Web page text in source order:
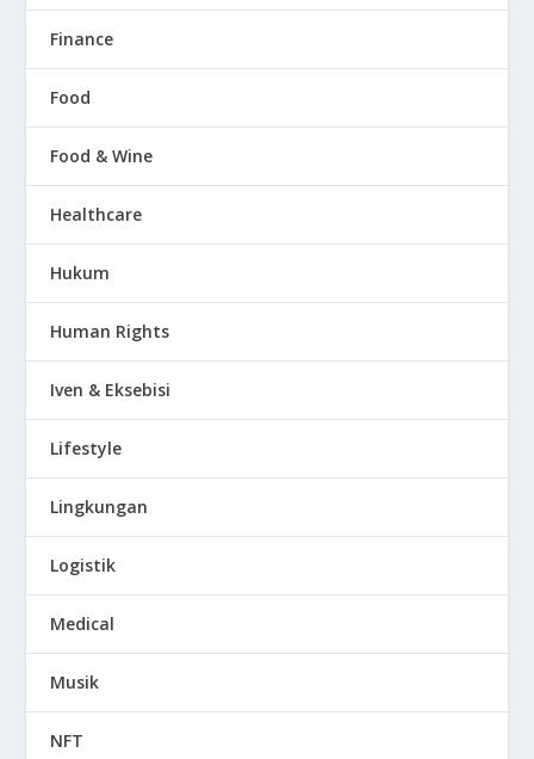
Finance
Food
Food & Wine
Healthcare
Hukum
Human Rights
Iven & Eksebisi
Lifestyle
Lingkungan
Logistik
Medical
Musik
NFT